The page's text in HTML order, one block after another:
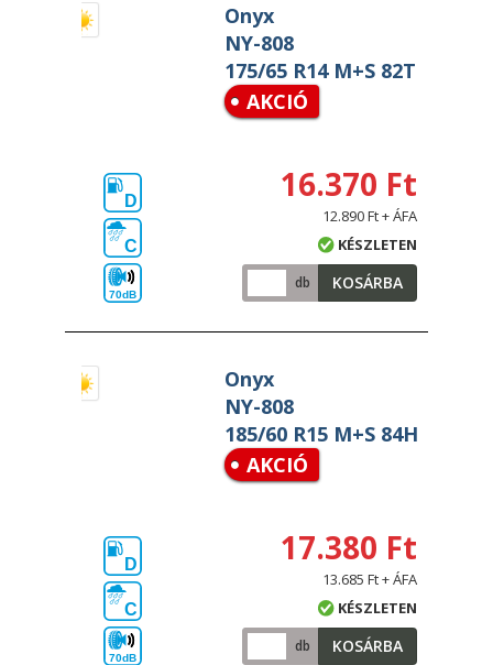
Onyx
NY-808
175/65 R14 M+S 82T
AKCIÓ
D
C
70dB
16.370 Ft
12.890 Ft + ÁFA
KÉSZLETEN
db KOSÁRBA
Onyx
NY-808
185/60 R15 M+S 84H
AKCIÓ
D
C
70dB
17.380 Ft
13.685 Ft + ÁFA
KÉSZLETEN
db KOSÁRBA